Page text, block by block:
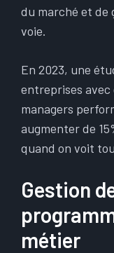
du marché et de
voie.
En 2023, une
entreprises
managers
augmenter de
quand on voit
Gestion
métier